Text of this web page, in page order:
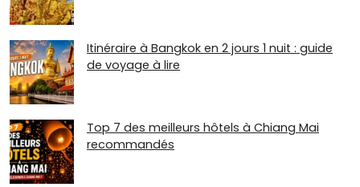
Itinéraire à Bangkok en 2 jours 1 nuit : guide
de voyage à lire
Top 7 des meilleurs hôtels à Chiang Mai
recommandés